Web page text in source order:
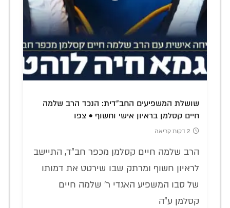
שושלת המשפיעים החב"דית: הנכד הרב שלמה
חיים קסלמן בראיון אישי וחשוף • צפו
2 דקות קריאה
הרב שלמה חיים קסלמן מכפר חב"ד, התיישב
לראיון חשוף ומרתק שבו שירטט את דמותו
של סבו המשפיע האגדי ר' שלמה חיים
קסלמן ע"ה